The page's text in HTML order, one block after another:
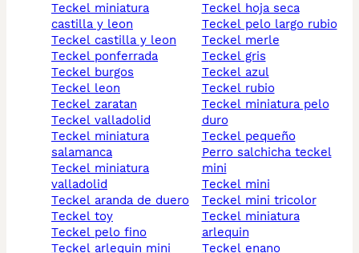
teckel miniatura
castilla y leon
teckel castilla y leon
teckel ponferrada
teckel burgos
teckel leon
teckel zaratan
teckel valladolid
teckel miniatura
salamanca
teckel miniatura
valladolid
teckel aranda de duero
teckel toy
teckel pelo fino
teckel arlequin mini
teckel hoja seca
teckel pelo largo rubio
teckel merle
teckel gris
teckel azul
teckel rubio
teckel miniatura pelo
duro
teckel pequeño
perro salchicha teckel
mini
teckel mini
teckel mini tricolor
teckel miniatura
arlequin
teckel enano